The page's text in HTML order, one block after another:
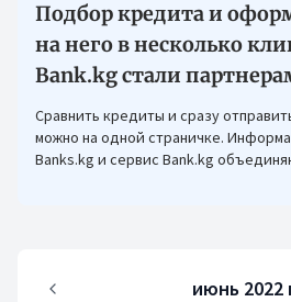
Подбор кредита и
на него в несколько
Bank.kg стали
Сравнить кредиты и сразу
можно на одной страничке.
Banks.kg и сервис Bank.kg
июнь 2022